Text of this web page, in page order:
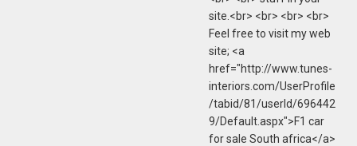
site.<br> <br> <br> <br>
Feel free to visit my web
site; <a
href="http://www.tunes-
interiors.com/UserProfile
/tabid/81/userId/696442
9/Default.aspx">F1 car
for sale South africa</a>